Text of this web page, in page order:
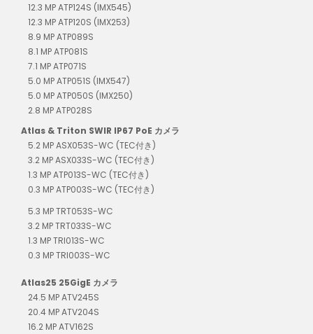
12.3 MP ATP124S (IMX545)
12.3 MP ATP120S (IMX253)
8.9 MP ATP089S
8.1 MP ATP081S
7.1 MP ATP071S
5.0 MP ATP051S (IMX547)
5.0 MP ATP050S (IMX250)
2.8 MP ATP028S
Atlas & Triton SWIR IP67 PoE カメラ
5.2 MP ASX053S-WC (TEC付き)
3.2 MP ASX033S-WC (TEC付き)
1.3 MP ATP013S-WC (TEC付き)
0.3 MP ATP003S-WC (TEC付き)
5.3 MP TRT053S-WC
3.2 MP TRT033S-WC
1.3 MP TRI013S-WC
0.3 MP TRI003S-WC
Atlas25 25GigE カメラ
24.5 MP ATV245S
20.4 MP ATV204S
16.2 MP ATV162S